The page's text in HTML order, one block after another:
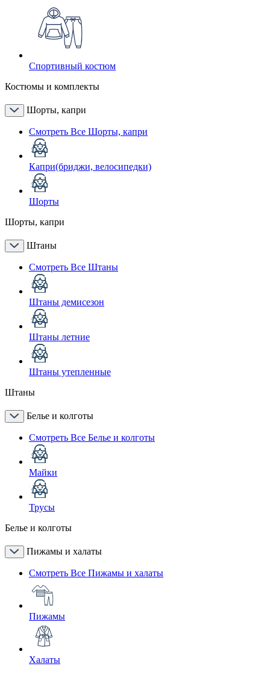
Спортивный костюм
Костюмы и комплекты
Шорты, капри
Смотреть Все Шорты, капри
Капри(бриджи, велосипедки)
Шорты
Шорты, капри
Штаны
Смотреть Все Штаны
Штаны демисезон
Штаны летние
Штаны утепленные
Штаны
Белье и колготы
Смотреть Все Белье и колготы
Майки
Трусы
Белье и колготы
Пижамы и халаты
Смотреть Все Пижамы и халаты
Пижамы
Халаты